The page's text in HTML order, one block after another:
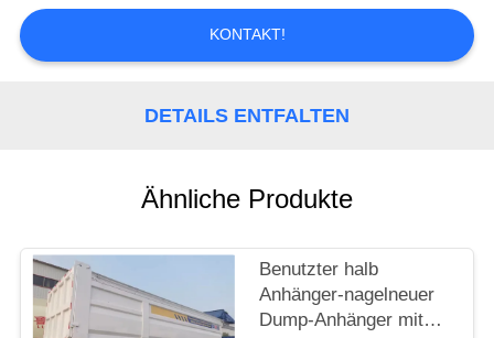
SIE EIN
ZITAT
DATENSCHUTZRICHTLINIE
KONTAKT!
DETAILS ENTFALTEN
Ähnliche Produkte
Benutzter halb
Anhänger-nagelneuer
Dump-Anhänger mit